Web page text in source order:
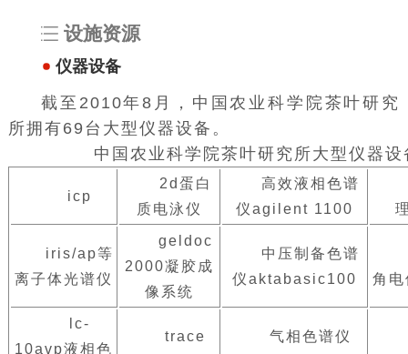
设施资源
仪器设备
截至2010年8月，中国农业科学院茶叶研究
所拥有69台大型仪器设备。
中国农业科学院茶叶研究所大型仪器设
icp
2d蛋白
质电泳仪
高效液相色谱
仪agilent 1100
iris/ap等
离子体光谱仪
geldoc
2000凝胶成
像系统
中压制备色谱
仪aktabasic100
角
lc-
10avp液相色
trace 气相色谱仪